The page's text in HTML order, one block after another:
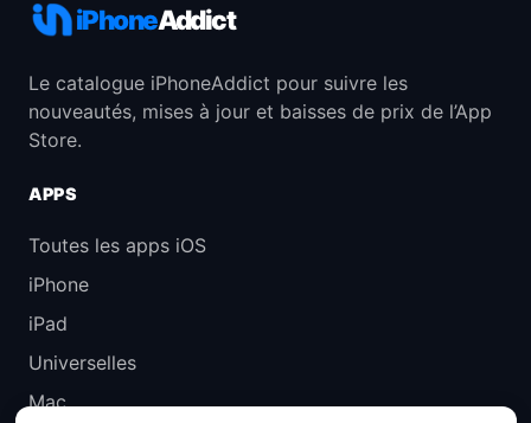
iPhoneAddict
Le catalogue iPhoneAddict pour suivre les
nouveautés, mises à jour et baisses de prix de l’App
Store.
APPS
Toutes les apps iOS
iPhone
iPad
Universelles
Mac